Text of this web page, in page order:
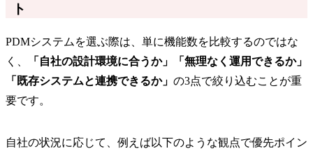
ト
PDMシステムを選ぶ際は、単に機能数を比較するのではな
く、
「自社の設計環境に合うか」「無理なく運用できるか」
「既存システムと連携できるか」 の3点で絞り込むことが重
要です。
自社の状況に応じて、例えば以下のような観点で優先ポイン